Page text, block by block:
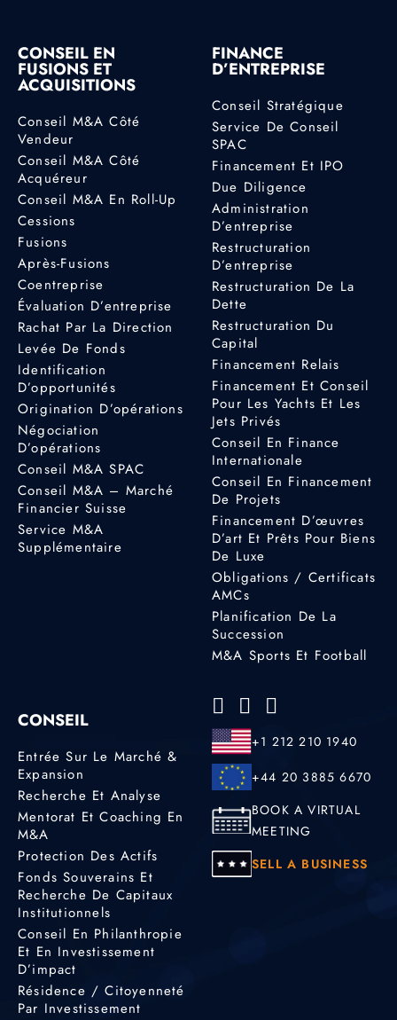
CONSEIL EN
FUSIONS ET
ACQUISITIONS
Conseil M&A Côté
Vendeur
Conseil M&A Côté
Acquéreur
Conseil M&A En Roll-Up
Cessions
Fusions
Après-Fusions
Coentreprise
Évaluation D’entreprise
Rachat Par La Direction
Levée De Fonds
Identification
D’opportunités
Origination D’opérations
Négociation
D’opérations
Conseil M&A SPAC
Conseil M&A – Marché
Financier Suisse
Service M&A
Supplémentaire
FINANCE
D’ENTREPRISE
Conseil Stratégique
Service De Conseil
SPAC
Financement Et IPO
Due Diligence
Administration
D’entreprise
Restructuration
D’entreprise
Restructuration De La
Dette
Restructuration Du
Capital
Financement Relais
Financement Et Conseil
Pour Les Yachts Et Les
Jets Privés
Conseil En Finance
Internationale
Conseil En Financement
De Projets
Financement D’œuvres
D’art Et Prêts Pour Biens
De Luxe
Obligations / Certificats
AMCs
Planification De La
Succession
M&A Sports Et Football
CONSEIL
Entrée Sur Le Marché &
Expansion
Recherche Et Analyse
Mentorat Et Coaching En
M&A
Protection Des Actifs
Fonds Souverains Et
Recherche De Capitaux
Institutionnels
Conseil En Philanthropie
Et En Investissement
D’impact
Résidence / Citoyenneté
Par Investissement
+1 212 210 1940
+44 20 3885 6670
BOOK A VIRTUAL
MEETING
SELL A BUSINESS